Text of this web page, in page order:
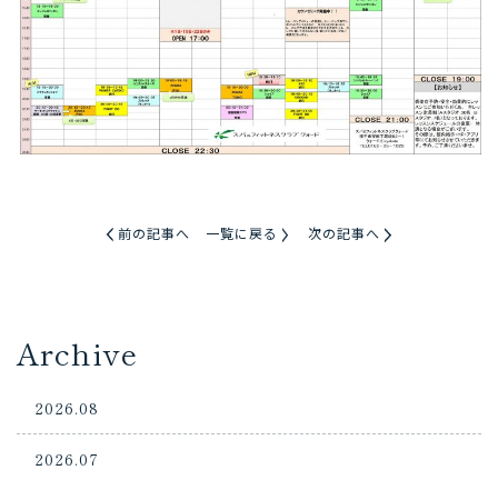
前の記事へ 一覧に戻る 次の記事へ
Archive
2026.08
2026.07